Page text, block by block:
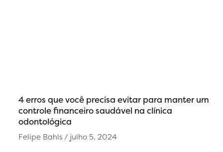
4 erros que você precisa evitar para manter um
controle financeiro saudável na clínica
odontológica
Felipe Bahls julho 5, 2024